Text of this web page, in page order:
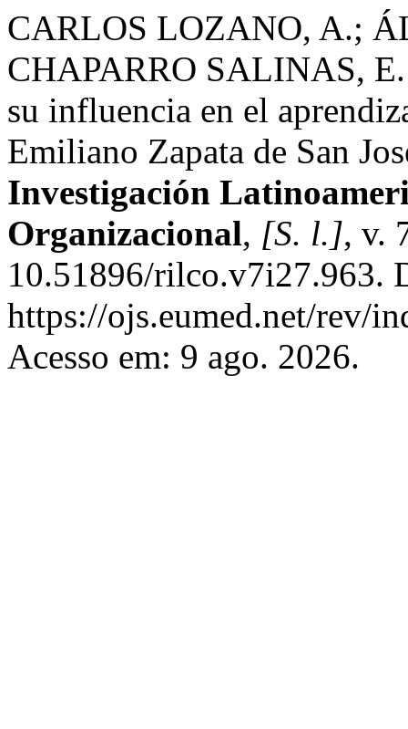
CARLOS LOZANO, A.;
CHAPARRO SALINAS,
su influencia en el
Emiliano Zapata de San
Investigación
Organizacional, [S. l.], v.
10.51896/rilco.v7i27.963.
https://ojs.eumed.net/rev/
Acesso em: 9 ago. 2026.